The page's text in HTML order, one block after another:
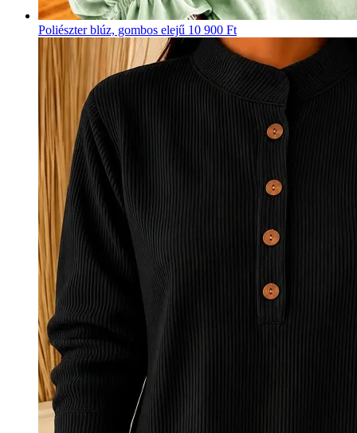
Poliészter blúz, gombos elejű 10 900 Ft